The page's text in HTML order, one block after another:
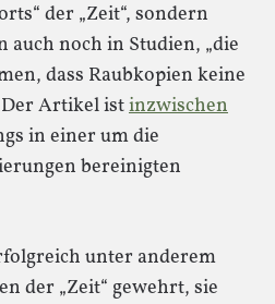
der „Zeit“, sondern
auch noch in Studien, „die
dass Raubkopien keine
Der Artikel istinzwischen
in einer um die
bereinigten
unter anderem
der „Zeit“ gewehrt, sie